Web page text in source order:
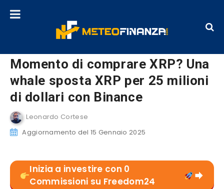
Momento di comprare XRP? Una
whale sposta XRP per 25 milioni
di dollari con Binance
Leonardo Cortese
Aggiornamento del 15 Gennaio 2025
Inizia a investire con 0
Commissioni su Freedom24